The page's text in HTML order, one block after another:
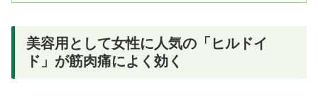
美容用として女性に人気の「ヒルドイ
ド」が筋肉痛によく効く